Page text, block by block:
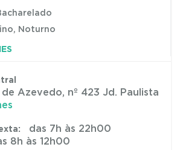
Noturno
de Azevedo, nº 423 Jd. Paulista
das 7h às 22h00
8h às 12h00